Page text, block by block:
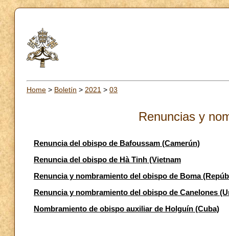
Home > Boletín > 2021 > 03
Renuncias y
Renuncia del obispo de Bafoussam (Camerún)
Renuncia del obispo de Hà Tinh (Vietnam
Renuncia y nombramiento del obispo de Boma
Renuncia y nombramiento del obispo de Canelones
Nombramiento de obispo auxiliar de Holguín (Cuba)